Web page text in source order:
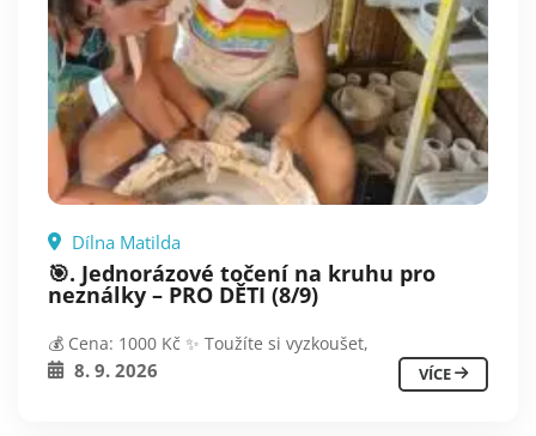
Dílna Matilda
🎯. Jednorázové točení na kruhu pro
neználky – PRO DĚTI (8/9)
💰 Cena: 1000 Kč ✨ Toužíte si vyzkoušet,
8. 9. 2026 VÍCE